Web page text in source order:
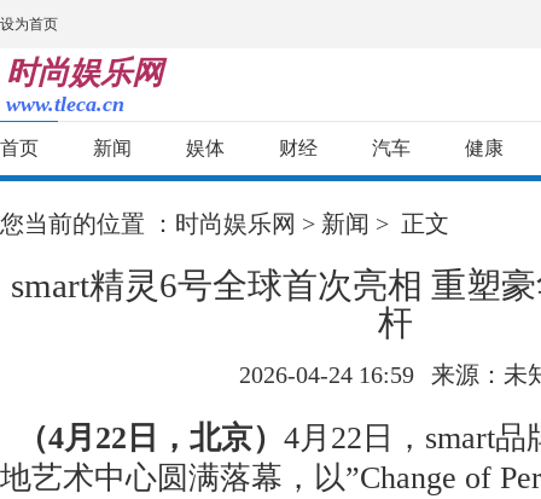
设为首页
时尚娱乐网
www.tleca.cn
首页 新闻 娱体 财经 汽车 健康
您当前的位置 ： 时尚娱乐网 > 新闻 > 正文
smart精灵6号全球首次亮相 重塑
杆
2026-04-24 16:59 来源：未
（4月 22 日，北京） 4月22日，smart
地艺术中心圆满落幕，以”Change of